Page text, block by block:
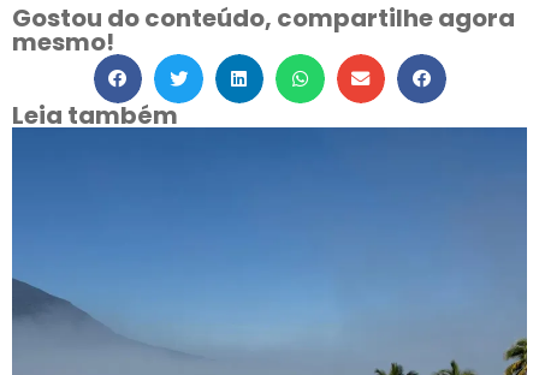
Gostou do conteúdo, compartilhe agora
mesmo!
Leia também